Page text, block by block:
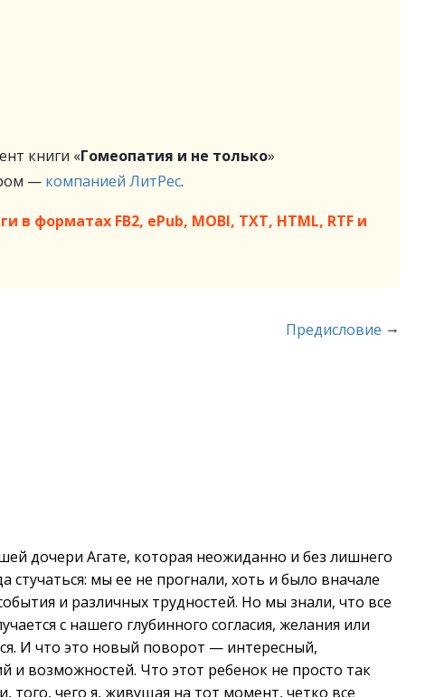
книги «Гомеопатия и не только»
— компанией ЛитРес.
в форматах FB2, ePub, MOBI, TXT, HTML, RTF и
Предисловие →
дочери Агате, которая неожиданно и без лишнего
стучаться: мы ее не прогнали, хоть и было вначале
и различных трудностей. Но мы знали, что все
с нашего глубинного согласия, желания или
И что это новый поворот — интересный,
возможностей. Что этот ребенок не просто так
чего я, живущая на тот момент, четко все